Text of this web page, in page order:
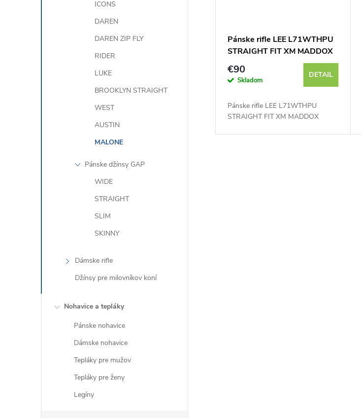
ICONS
DAREN
DAREN ZIP FLY
RIDER
LUKE
BROOKLYN STRAIGHT
WEST
AUSTIN
MALONE
Pánske džínsy GAP
WIDE
STRAIGHT
SLIM
SKINNY
Dámske rifle
Džínsy pre milovníkov koní
Nohavice a tepláky
Pánske nohavice
Dámske nohavice
Tepláky pre mužov
Tepláky pre ženy
Legíny
Pánske rifle LEE L71WTHPU
STRAIGHT FIT XM MADDOX
€90
Skladom
DETAIL
Pánske rifle LEE L71WTHPU
STRAIGHT FIT XM MADDOX